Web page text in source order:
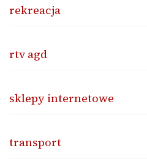
rekreacja
rtv agd
sklepy internetowe
transport